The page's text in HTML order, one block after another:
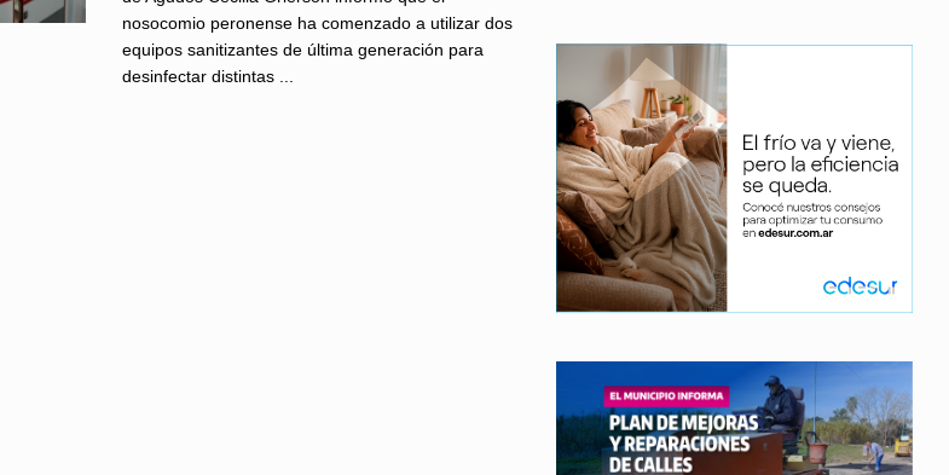
nosocomio peronense ha comenzado a utilizar dos
equipos sanitizantes de última generación para
desinfectar distintas ...